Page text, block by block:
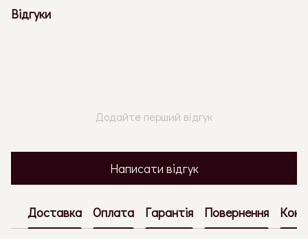
Відгуки
Додайте перший відгук
Написати відгук
Доставка Оплата Гарантія Повернення